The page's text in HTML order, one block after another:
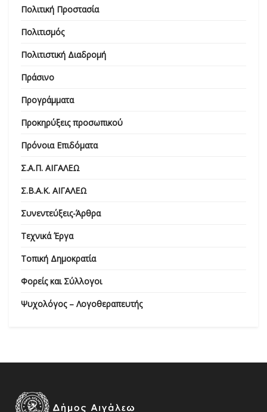
Πολιτική Προστασία
Πολιτισμός
Πολιτιστική Διαδρομή
Πράσινο
Προγράμματα
Προκηρύξεις προσωπικού
Πρόνοια Επιδόματα
Σ.Α.Π. ΑΙΓΑΛΕΩ
Σ.Β.Α.Κ. ΑΙΓΑΛΕΩ
Συνεντεύξεις-Άρθρα
Τεχνικά Έργα
Τοπική Δημοκρατία
Φορείς και Σύλλογοι
Ψυχολόγος – Λογοθεραπευτής